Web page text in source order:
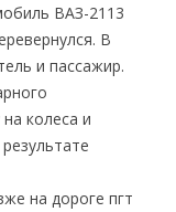
ВАЗ-2113
В
и пассажир.
колеса и
на дороге пгт